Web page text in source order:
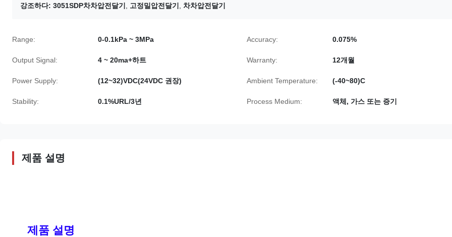
강조하다: 3051SDP차차압전달기 고정밀압전달기 차차압전달기
Range: 0-0.1kPa ~ 3MPa Accuracy: 0.075%
Output Signal: 4 ~ 20ma+하트 Warranty: 12개월
Power Supply: (12~32)VDC(24VDC 권장) Ambient Temperature: (-40~80)C
Stability: 0.1%URL/3년 Process Medium: 액체, 가스 또는 증기
제품 설명
제품 설명